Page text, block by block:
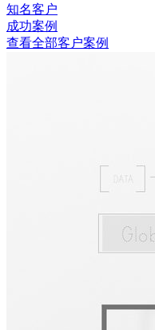
知名客户
成功案例
查看全部客户案例